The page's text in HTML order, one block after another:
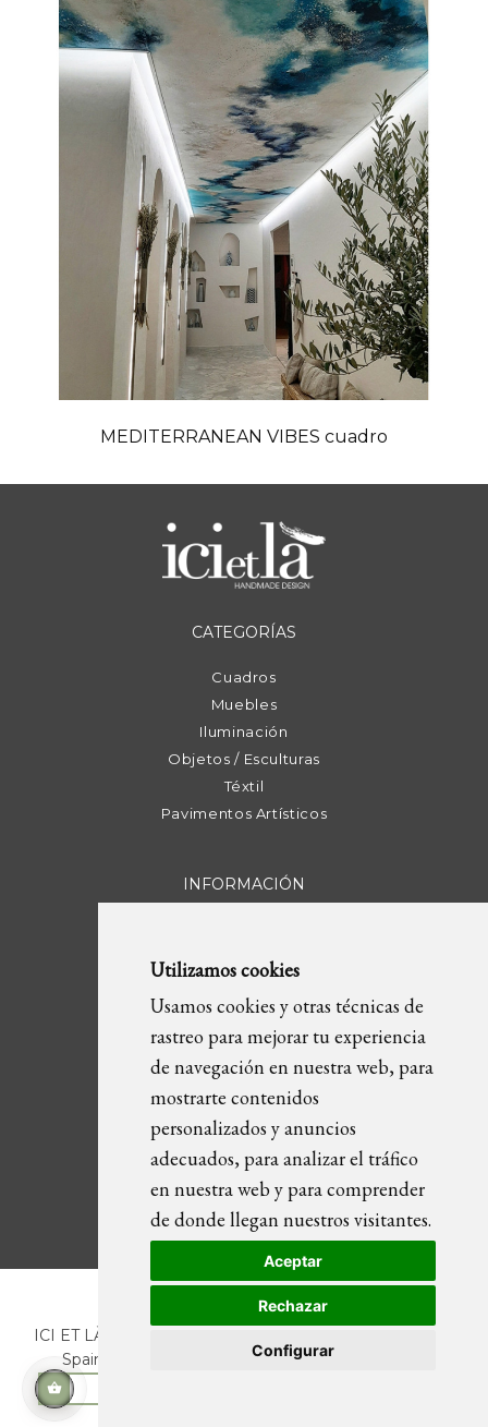
Utilizamos cookies
Usamos cookies y otras técnicas de
rastreo para mejorar tu experiencia
de navegación en nuestra web, para
mostrarte contenidos
personalizados y anuncios
adecuados, para analizar el tráfico
en nuestra web y para comprender
de donde llegan nuestros visitantes.
Aceptar
Rechazar
Configurar
MEDITERRANEAN VIBES cuadro
CATEGORÍAS
Cuadros
Muebles
Iluminación
Objetos / Esculturas
Téxtil
Pavimentos Artísticos
INFORMACIÓN
A medida
Guía de Compra
Mapa web
MI CUENTA
Mis Compras
Mis Direcciones
Mis datos personales
Mi lista de deseos
ICI ET LÀ | C/ Sant Pere Més Alt, 43 | 08003 Barcelona.
Spain | T. +34 93 268 78 43 | +34 630 82 09 89 |